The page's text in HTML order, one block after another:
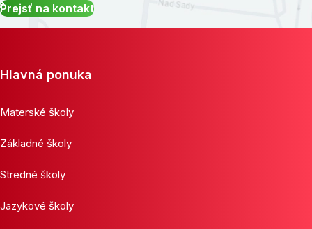
Prejsť na kontakt
Hlavná ponuka
Materské školy
Základné školy
Stredné školy
Jazykové školy